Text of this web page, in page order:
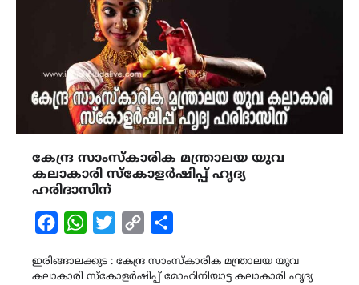
കേന്ദ്ര സാംസ്‌കാരിക മന്ത്രാലയ യുവ
കലാകാരി സ്കോളർഷിപ്പ് ഹൃദ്യ
ഹരിദാസിന്
FacebookWhatsAppTwitterCopy
ഇരിങ്ങാലക്കുട : കേന്ദ്ര സാംസ്‌കാരിക മന്ത്രാലയ യുവ
കലാകാരി സ്കോളർഷിപ്പ് മോഹിനിയാട്ട കലാകാരി ഹൃദ്യ